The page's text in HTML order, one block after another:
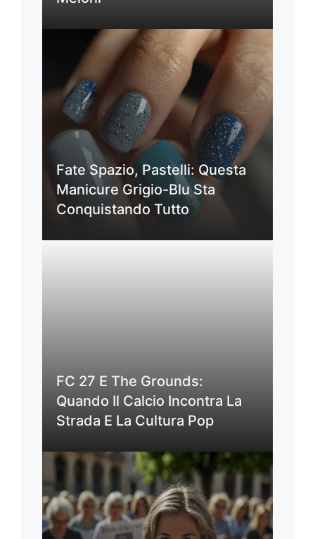
Fate Spazio, Pastelli: Questa
Manicure Grigio-Blu Sta
Conquistando Tutto
FC 27 E The Grounds:
Quando Il Calcio Incontra La
Strada E La Cultura Pop